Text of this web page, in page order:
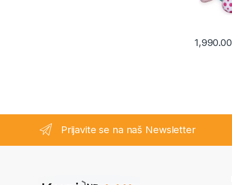
1,990.00
Prijavite se na naš Newsletter